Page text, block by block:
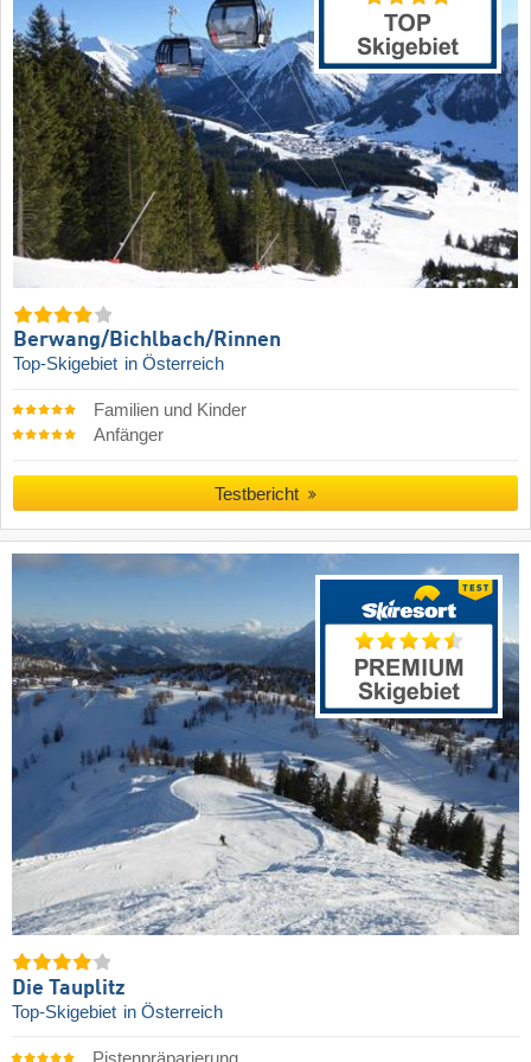
Berwang/​Bichlbach/​Rinnen
Top-Skigebiet in Österreich
Familien und Kinder
Anfänger
Testbericht
Die Tauplitz
Top-Skigebiet in Österreich
Pistenpräparierung